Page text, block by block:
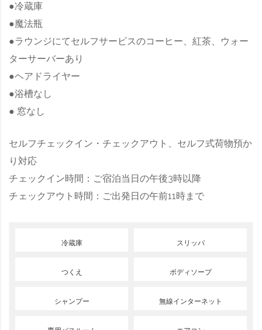
冷蔵庫 スリッパ
つくえ ボディソープ
シャンプー 無線インターネット
●冷蔵庫
●魔法瓶
●ラウンジにてセルフサービスのコーヒー、紅茶、ウォー
ターサーバーあり
●ヘアドライヤー
●浴槽なし
● 窓なし
セルフチェックイン・チェックアウト、セルフ式荷物預か
り対応
チェックイン時間：ご宿泊当日の午後3時以降
チェックアウト時間：ご出発日の午前11時まで